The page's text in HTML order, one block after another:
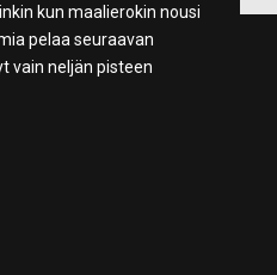
kun maalierokin nousi
pelaa seuraavan
vain neljän pisteen